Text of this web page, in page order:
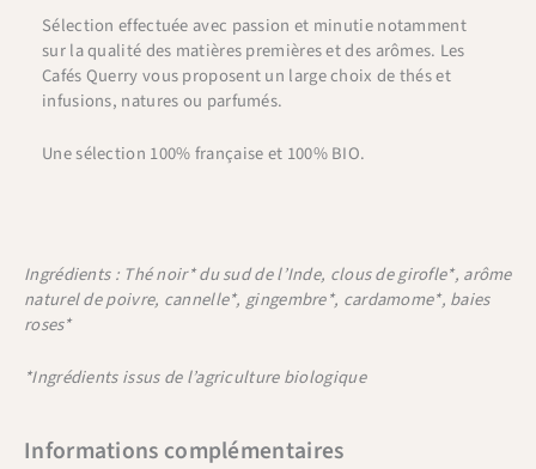
Sélection effectuée avec passion et minutie notamment
sur la qualité des matières premières et des arômes. Les
Cafés Querry vous proposent un large choix de thés et
infusions, natures ou parfumés.
Une sélection 100% française et 100% BIO.
Ingrédients : Thé noir* du sud de l’Inde, clous de girofle*, arôme
naturel de poivre, cannelle*, gingembre*, cardamome*, baies
roses*
*Ingrédients issus de l’agriculture biologique
Informations complémentaires